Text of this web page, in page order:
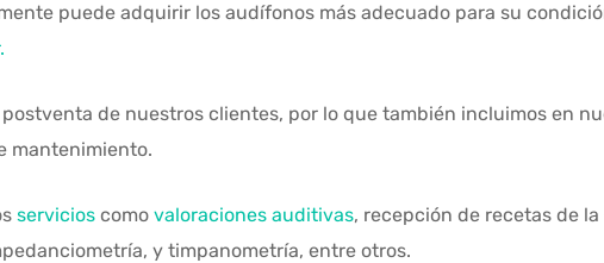
puede adquirir los audífonos más adecuado para su
de nuestros clientes, por lo que también incluimos en
mantenimiento.
servicios como valoraciones auditivas, recepción de recetas de la
y timpanometría, entre otros.